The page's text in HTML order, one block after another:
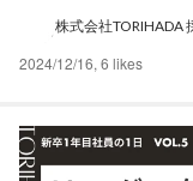
Partner
く”負けず嫌い”が今の私...
株式会社TORIHADA
2024/12/16, 6 likes